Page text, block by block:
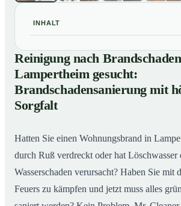
INHALT
01Reinigung nach Brandschaden in
gesucht: Brandschadensanierung mit
Brandreinigung in Lampertheim – Profis
Reinigung nach
Lampertheim gesucht:
Brandschadensanierung mit
Sorgfalt
Hatten Sie einen Wohnungsbrand in
durch Ruß verdreckt oder hat Löschwasser
Wasserschaden verursacht? Haben Sie mit
Feuers zu kämpfen und jetzt muss alles